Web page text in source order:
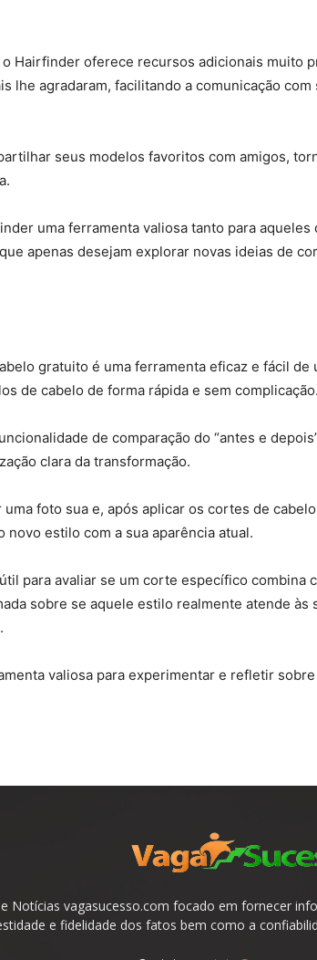
Hairfinder oferece recursos adicionais muito
lhe agradaram, facilitando a comunicação com
seus modelos favoritos com amigos,
uma ferramenta valiosa tanto para aqueles
apenas desejam explorar novas ideias de
gratuito é uma ferramenta eficaz e fácil de
de cabelo de forma rápida e sem complicação.
de comparação do “antes e
clara da transformação.
foto sua e, após aplicar os cortes de
estilo com a sua aparência atual.
para avaliar se um corte específico combina
sobre se aquele estilo realmente atende às
valiosa para experimentar e refletir
Notícias vagasucesso.com focado em fornecer
e fidelidade dos fatos bem como a